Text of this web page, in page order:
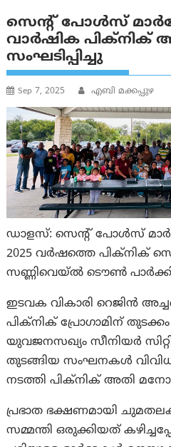
സെന്റ് പോൾസ്
വാർഷിക പിക്നിക്
സംഘടിപ്പിച്ചു
Sep 7, 2025 എബി മക്കപ്പുഴ
ഡാളസ്: സെന്റ് പോൾസ്
2025 വർഷത്തെ പിക്നിക്
സണ്ണിവെയ്ൽ ടൌൺ
ഇടവക വികാരി റെജിൻ
പിക്നിക് പ്രോഗാമിന്
യുവജനസഖ്യം സീനിയർ
തുടങ്ങിയ സംഘനകൾ വിവിധ
നടത്തി പിക്നിക് അതി
പ്രഭാത ഭക്ഷണമായി
സമ്മന്തി ഒരുക്കിയത്